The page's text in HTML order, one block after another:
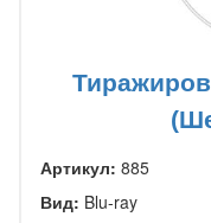
Артикул: 885
Вид: Blu-ray